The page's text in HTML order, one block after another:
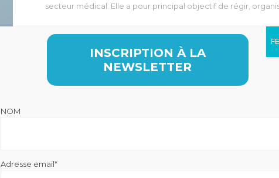
secteur médical. Elle a pour principal objectif de régir,
INSCRIPTION À LA
NEWSLETTER
NOM
Adresse email*